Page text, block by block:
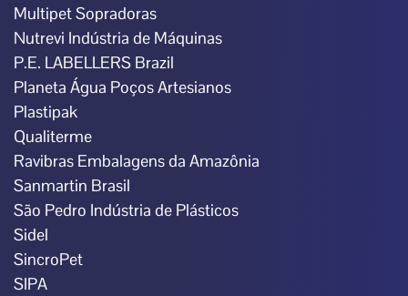
Multipet Sopradoras
Nutrevi Indústria de Máquinas
P.E. LABELLERS Brazil
Planeta Água Poços Artesianos
Plastipak
Qualiterme
Ravibras Embalagens da Amazônia
Sanmartin Brasil
São Pedro Indústria de Plásticos
Sidel
SincroPet
SIPA